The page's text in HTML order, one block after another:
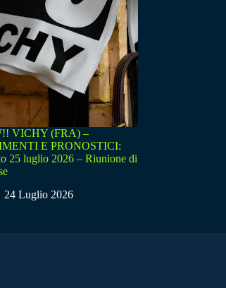
VICHY (FRA) –
E PRONOSTICI:
25 luglio 2026 – Riunione di
24 Luglio 2026